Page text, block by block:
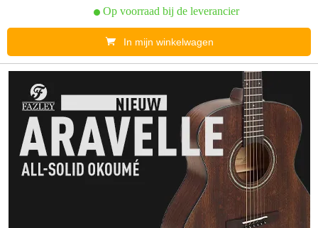
Op voorraad bij de leverancier
In mijn winkelwagen